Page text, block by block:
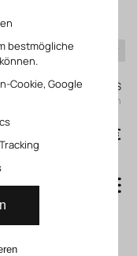
Mein KLEFINGHAUS
einloggen
0,00 €
PVT
bestmögliche
Cookie, Google